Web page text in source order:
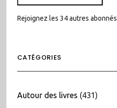
Rejoignez les 34 autres abonnés
CATÉGORIES
Autour des livres (431)